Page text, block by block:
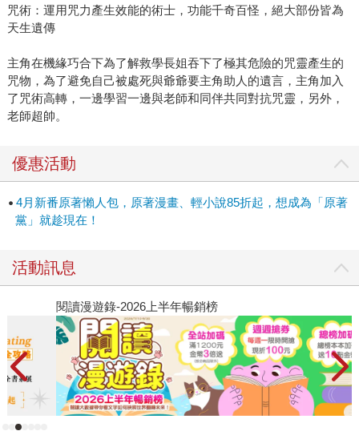
咒術：運用咒力產生效能的術士，功能千奇百怪，絕大部份皆為
天生遺傳
主角在機緣巧合下為了解救學長姐吞下了極其危險的咒靈產生的
咒物，為了避免自己被處死與爺爺要主角助人的遺言，主角加入
了咒術高轉，一邊學習一邊與老師和同伴共同對抗咒靈，另外，
老師超帥。
優惠活動
4月新番原著懶人包，原著漫畫、輕小說85折起，想成為「原著
黨」就趁現在！
活動訊息
閱讀漫遊錄-2026上半年暢銷榜